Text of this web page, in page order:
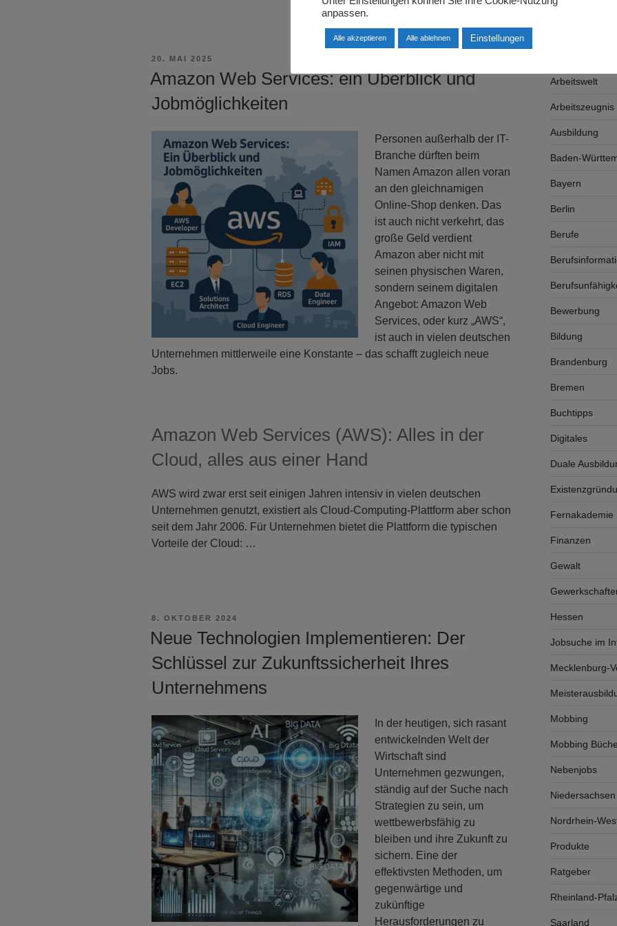
VERÖFFENTLICHT
20. MAI 2025
Amazon Web Services: ein Überblick und
Jobmöglichkeiten
Personen außerhalb der IT-
Branche dürften beim
Namen Amazon allen voran
an den gleichnamigen
Online-Shop denken. Das
ist auch nicht verkehrt, das
große Geld verdient
Amazon aber nicht mit
seinen physischen Waren,
sondern seinem digitalen
Angebot: Amazon Web
Services, oder kurz „AWS“,
ist auch in vielen deutschen
Unternehmen mittlerweile eine Konstante – das schafft zugleich neue
Jobs.
Amazon Web Services (AWS): Alles in der
Cloud, alles aus einer Hand
AWS wird zwar erst seit einigen Jahren intensiv in vielen deutschen
Unternehmen genutzt, existiert als Cloud-Computing-Plattform aber schon
seit dem Jahr 2006. Für Unternehmen bietet die Plattform die typischen
Vorteile der Cloud: …
VERÖFFENTLICHT
8. OKTOBER 2024
Neue Technologien Implementieren: Der
Schlüssel zur Zukunftssicherheit Ihres
Unternehmens
In der heutigen, sich rasant
entwickelnden Welt der
Wirtschaft sind
Unternehmen gezwungen,
ständig auf der Suche nach
Strategien zu sein, um
wettbewerbsfähig zu
bleiben und ihre Zukunft zu
sichern. Eine der
effektivsten Methoden, um
gegenwärtige und
zukünftige
Herausforderungen zu
Arbeitgeber
Arbeitswelt
Arbeitszeugnis
Ausbildung
Baden-
Bayern
Berlin
Berufe
Bewerbung
Bildung
Brandenburg
Bremen
Buchtipps
Digitales
Duale
Fernakademie
Finanzen
Gewalt
Hessen
Jobsuche im
Mecklenburg-
Mobbing
Mobbing
Nebenjobs
Niedersachsen
Nordrhein-
Produkte
Ratgeber
Rheinland-
Saarland
anpassen.
Alle akzeptieren Alle ablehnen Einstellungen